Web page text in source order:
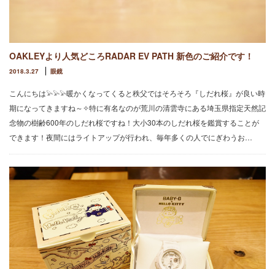
OAKLEYより人気どころRADAR EV PATH 新色のご紹介です！
2018.3.27 眼鏡
こんにちは𓅫𓅫𓅫暖かくなってくると秩父ではそろそろ『しだれ桜』が良い時
期になってきますね～✧特に有名なのが荒川の清雲寺にある埼玉県指定天然記
念物の樹齢600年のしだれ桜ですね！大小30本のしだれ桜を鑑賞することが
できます！夜間にはライトアップが行われ、毎年多くの人でにぎわうお…